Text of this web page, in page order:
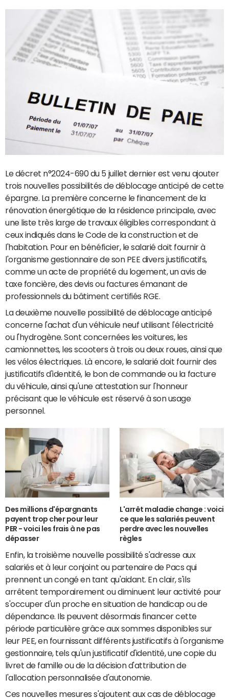
Le décret n°2024-690 du 5 juillet dernier est venu ajouter
trois nouvelles possibilités de déblocage anticipé de cette
épargne. La première concerne le financement de la
rénovation énergétique de la résidence principale, avec
une liste très large de travaux éligibles correspondant à
ceux indiqués dans le Code de la construction et de
l'habitation. Pour en bénéficier, le salarié doit fournir à
l'organisme gestionnaire de son PEE divers justificatifs,
comme un acte de propriété du logement, un avis de
taxe foncière, des devis ou factures émanant de
professionnels du bâtiment certifiés RGE.
La deuxième nouvelle possibilité de déblocage anticipé
concerne l'achat d'un véhicule neuf utilisant l'électricité
ou l'hydrogène. Sont concernées les voitures, les
camionnettes, les scooters à trois ou deux roues, ainsi que
les vélos électriques. Là encore, le salarié doit fournir des
justificatifs d'identité, le bon de commande ou la facture
du véhicule, ainsi qu'une attestation sur l'honneur
précisant que le véhicule est réservé à son usage
personnel.
Des millions d'épargnants
payent trop cher pour leur
PER - voici les frais à ne pas
dépasser
L'arrêt maladie change : voici
ce que les salariés peuvent
perdre avec les nouvelles
règles
Enfin, la troisième nouvelle possibilité s'adresse aux
salariés et à leur conjoint ou partenaire de Pacs qui
prennent un congé en tant qu'aidant. En clair, s'ils
arrêtent temporairement ou diminuent leur activité pour
s'occuper d'un proche en situation de handicap ou de
dépendance. Ils peuvent désormais financer cette
période particulière grâce aux sommes disponibles sur
leur PEE, en fournissant différents justificatifs à l'organisme
gestionnaire, tels qu'un justificatif d'identité, une copie du
livret de famille ou de la décision d'attribution de
l'allocation personnalisée d'autonomie.
Ces nouvelles mesures s'ajoutent aux cas de déblocage